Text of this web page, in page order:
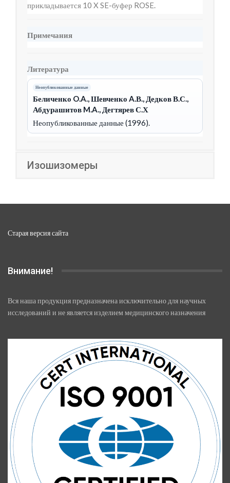
прикладывается 10 X SE-буфер ROSE.
Примечания
Литература
Неопубликованные данные
Беличенко O.A., Шевченко A.В., Дедков В.С.,
Абдурашитов M.A., Дегтярев С.Х
Неопубликованные данные (1996).
Изошизомеры
Старая версия сайта
Внимание!
Вся наша продукция предназначена исключительно для научных
исследований и не является изделием медицинского назначения